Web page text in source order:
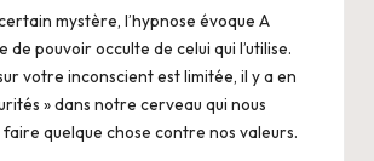
mystère, l’hypnose évoque A
de pouvoir occulte de celui qui l’utilise.
votre inconscient est limitée, il y a en
» dans notre cerveau qui nous
quelque chose contre nos valeurs.